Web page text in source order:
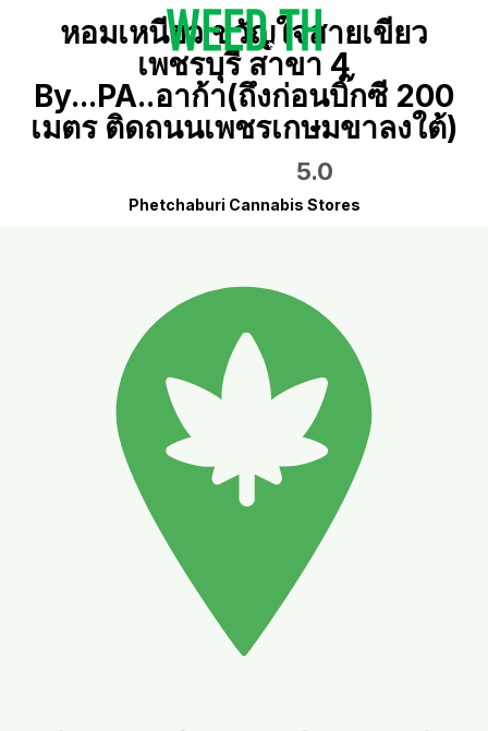
หอมเหนียว ขวัญใจสายเขียว
เพชรบุรี สาขา 4
By...PA..อาก้า(ถึงก่อนบิ๊กซี 200
เมตร ติดถนนเพชรเกษมขาลงใต้)
5.0
Phetchaburi Cannabis Stores